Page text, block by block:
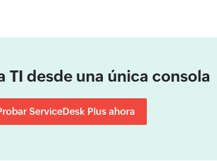
TI desde una única consola
ServiceDesk Plus ahora